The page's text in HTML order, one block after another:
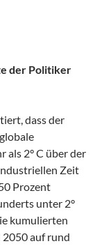
der Politiker
dass der
als 2° C über der
Zeit
Prozent
unter 2°
kumulierten
auf rund